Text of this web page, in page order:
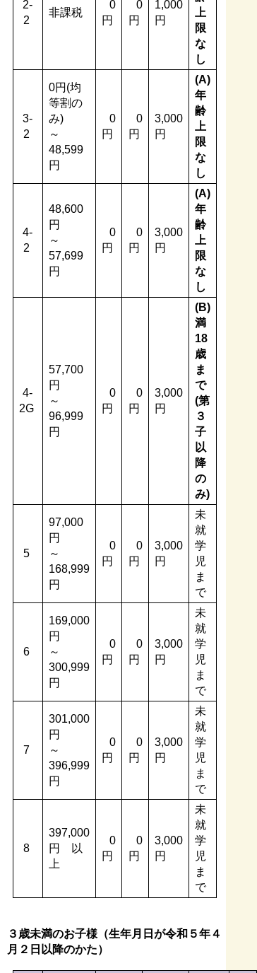
2-
2
非課税
0
円
0
円
1,000
円
上
限
な
し
3-
2
0円(均
等割の
み)
～
48,599
円
0
円
0
円
3,000
円
(A)
年
齢
上
限
な
し
4-
2
48,600
円
～
57,699
円
0
円
0
円
3,000
円
(A)
年
齢
上
限
な
し
4-
2G
57,700
円
～
96,999
円
0
円
0
円
3,000
円
(B)
満
18
歳
ま
で
(第
３
子
以
降
の
み)
5
97,000
円
～
168,999
円
0
円
0
円
3,000
円
未
就
学
児
ま
で
6
169,000
円
～
300,999
円
0
円
0
円
3,000
円
未
就
学
児
ま
で
7
301,000
円
～
396,999
円
0
円
0
円
3,000
円
未
就
学
児
ま
で
8
397,000
円 以
上
0
円
0
円
3,000
円
未
就
学
児
ま
で
３歳未満のお子様（生年月日が令和５年４
月２日以降のかた）